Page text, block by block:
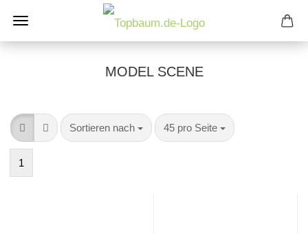
MODEL SCENE
Sortieren nach
Sortieren nach 45 pro Seite
pro Seite
1